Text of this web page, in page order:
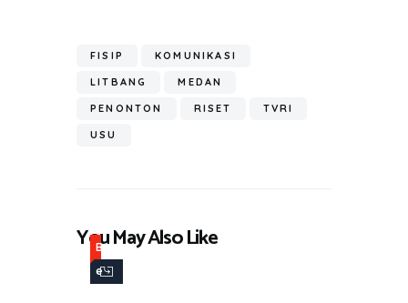
ok A
p
p
a
m
ar
e
FISIP KOMUNIKASI
LITBANG MEDAN
PENONTON RISET TVRI
USU
You May Also Like
B
e